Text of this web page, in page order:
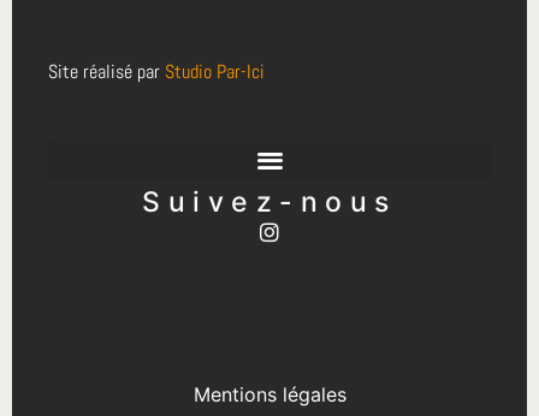
Site réalisé par Studio Par-Ici
Suivez-nous
Mentions légales